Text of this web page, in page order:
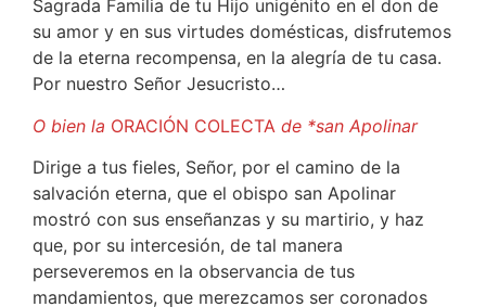
Sagrada Familia de tu Hijo unigénito en el don de
su amor y en sus virtudes domésticas, disfrutemos
de la eterna recompensa, en la alegría de tu casa.
Por nuestro Señor Jesucristo…
O bien la ORACIÓN COLECTA de *san Apolinar
Dirige a tus fieles, Señor, por el camino de la
salvación eterna, que el obispo san Apolinar
mostró con sus enseñanzas y su martirio, y haz
que, por su intercesión, de tal manera
perseveremos en la observancia de tus
mandamientos, que merezcamos ser coronados